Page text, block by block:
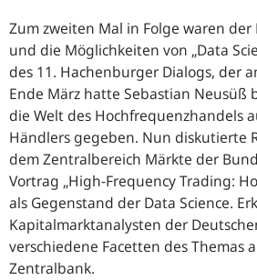
Zum zweiten Mal in Folge waren
und die Möglichkeiten von „Data
des 11. Hachenburger Dialogs, der
Ende März hatte Sebastian Neusüß
die Welt des Hochfrequenzhandels
Händlers gegeben. Nun diskutierte
dem Zentralbereich Märkte der
Vortrag „High-Frequency Trading:
als Gegenstand der Data Science.
Kapitalmarktanalysten der
verschiedene Facetten des Themas
Zentralbank.